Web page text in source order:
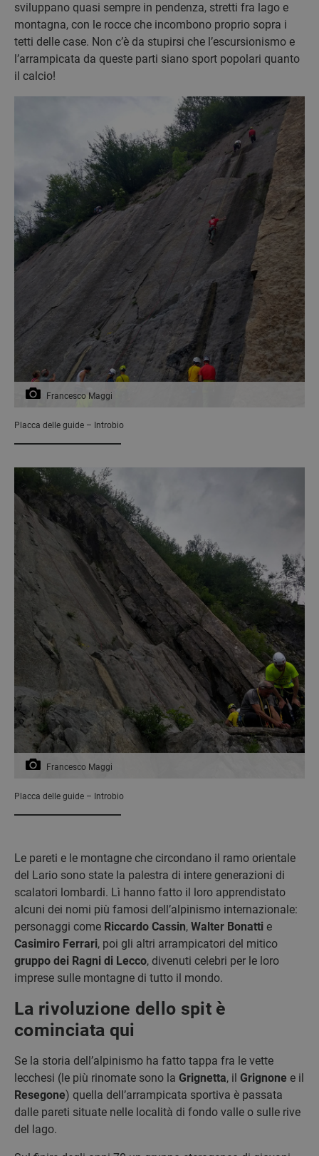
sviluppano quasi sempre in pendenza, stretti fra lago e
montagna, con le rocce che incombono proprio sopra i
tetti delle case. Non c’è da stupirsi che l’escursionismo e
l’arrampicata da queste parti siano sport popolari quanto
il calcio!
Francesco Maggi
Placca delle guide – Introbio
Francesco Maggi
Placca delle guide – Introbio
Le pareti e le montagne che circondano il ramo orientale
del Lario sono state la palestra di intere generazioni di
scalatori lombardi. Lì hanno fatto il loro apprendistato
alcuni dei nomi più famosi dell’alpinismo internazionale:
personaggi come Riccardo Cassin, Walter Bonatti e
Casimiro Ferrari, poi gli altri arrampicatori del mitico
gruppo dei Ragni di Lecco, divenuti celebri per le loro
imprese sulle montagne di tutto il mondo.
La rivoluzione dello spit è
cominciata qui
Se la storia dell’alpinismo ha fatto tappa fra le vette
lecchesi (le più rinomate sono la Grignetta, il Grignone e il
Resegone) quella dell’arrampicata sportiva è passata
dalle pareti situate nelle località di fondo valle o sulle rive
del lago.